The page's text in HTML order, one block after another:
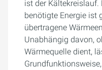
ist der Kältekreislauf.
benötigte Energie ist
übertragene
Unabhängig davon,
Wärmequelle dient,